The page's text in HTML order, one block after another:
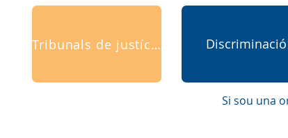
Tribunals de justícia Discriminació
Si sou una